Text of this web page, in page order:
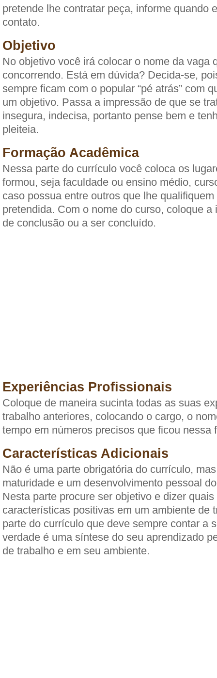
pretende lhe contratar peça, informe quando
contato.
Objetivo
No objetivo você irá colocar o nome da vaga
concorrendo. Está em dúvida? Decida-se,
sempre ficam com o popular “pé atrás” com
um objetivo. Passa a impressão de que se
insegura, indecisa, portanto pense bem e
pleiteia.
Formação Acadêmica
Nessa parte do currículo você coloca os
formou, seja faculdade ou ensino médio,
caso possua entre outros que lhe qualifiquem
pretendida. Com o nome do curso, coloque a
de conclusão ou a ser concluído.
Experiências Profissionais
Coloque de maneira sucinta todas as suas
trabalho anteriores, colocando o cargo, o
tempo em números precisos que ficou nessa
Características Adicionais
Não é uma parte obrigatória do currículo,
maturidade e um desenvolvimento pessoal
Nesta parte procure ser objetivo e dizer
características positivas em um ambiente de
parte do currículo que deve sempre contar a
verdade é uma síntese do seu aprendizado
de trabalho e em seu ambiente.